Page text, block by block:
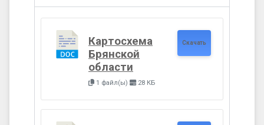
Картосхема
Брянской
области
1 файл(ы) 28 КБ
Скачать